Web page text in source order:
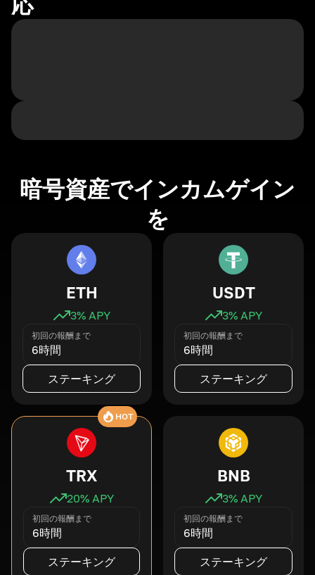
暗号資産でインカムゲイン
を
ETH
3% APY
初回の報酬まで
6時間
ステーキング
USDT
3% APY
初回の報酬まで
6時間
ステーキング
HOT
TRX
20% APY
初回の報酬まで
6時間
ステーキング
BNB
3% APY
初回の報酬まで
6時間
ステーキング